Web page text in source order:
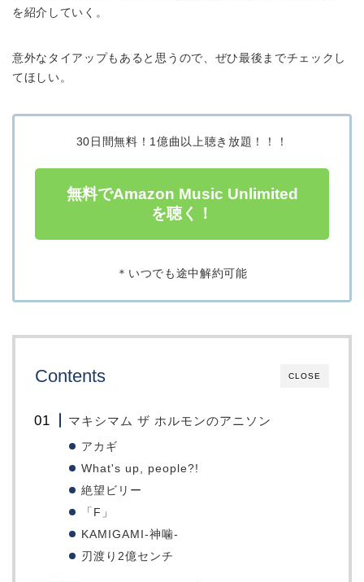
を紹介していく。
意外なタイアップもあると思うので、ぜひ最後までチェックし
てほしい。
30日間無料！1億曲以上聴き放題！！！
無料でAmazon Music Unlimited
を聴く！
＊いつでも途中解約可能
CLOSE
Contents
マキシマム ザ ホルモンのアニソン
アカギ
What's up, people?!
絶望ビリー
「F」
KAMIGAMI-神噛-
刃渡り2億センチ